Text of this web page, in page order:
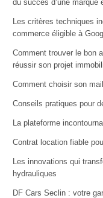
du succès d’une marque
Les critères techniques
commerce éligible à
Comment trouver le bon
réussir son projet
Comment choisir son
Conseils pratiques pour
La plateforme
Contrat location fiable
Les innovations qui
hydrauliques
DF Cars Seclin : votre